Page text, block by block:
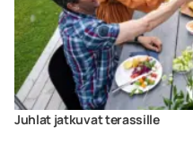
Juhlat jatkuvat terassille